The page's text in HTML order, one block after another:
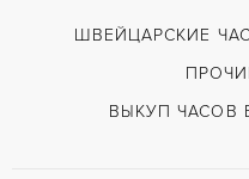
ВОЗМОЖНОСТИ ДОСТАВКИ
ЦВЕТ БРАСЛЕТА
ШВЕЙЦАРСКИЕ
ВЫКУП ЧАСОВ